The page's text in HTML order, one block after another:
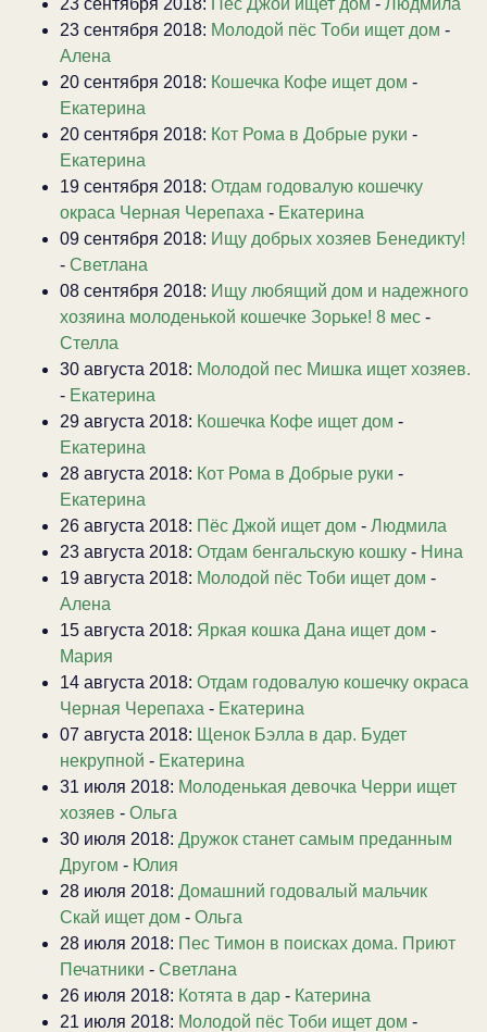
23 сентября 2018: Молодой пёс Тоби ищет дом -
Алена
20 сентября 2018: Кошечка Кофе ищет дом -
Екатерина
20 сентября 2018: Кот Рома в Добрые руки -
Екатерина
19 сентября 2018: Отдам годовалую кошечку
окраса Черная Черепаха - Екатерина
09 сентября 2018: Ищу добрых хозяев Бенедикту!
- Светлана
08 сентября 2018: Ищу любящий дом и надежного
хозяина молоденькой кошечке Зорьке! 8 мес -
Стелла
30 августа 2018: Молодой пес Мишка ищет хозяев.
- Екатерина
29 августа 2018: Кошечка Кофе ищет дом -
Екатерина
28 августа 2018: Кот Рома в Добрые руки -
Екатерина
26 августа 2018: Пёс Джой ищет дом - Людмила
23 августа 2018: Отдам бенгальскую кошку - Нина
19 августа 2018: Молодой пёс Тоби ищет дом -
Алена
15 августа 2018: Яркая кошка Дана ищет дом -
Мария
14 августа 2018: Отдам годовалую кошечку окраса
Черная Черепаха - Екатерина
07 августа 2018: Щенок Бэлла в дар. Будет
некрупной - Екатерина
31 июля 2018: Молоденькая девочка Черри ищет
хозяев - Ольга
30 июля 2018: Дружок станет самым преданным
Другом - Юлия
28 июля 2018: Домашний годовалый мальчик
Скай ищет дом - Ольга
28 июля 2018: Пес Тимон в поисках дома. Приют
Печатники - Светлана
26 июля 2018: Котята в дар - Катерина
21 июля 2018: Молодой пёс Тоби ищет дом -